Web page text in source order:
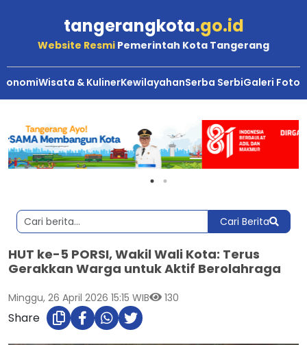
tangerangkota.go.id
Website Resmi Pemerintah Kota Tangerang
Wisata & KulinerKewilayahanSerba SerbiGaleri Foto
Cari Berita
HUT ke-5 PORSI, Wakil Wali Kota: Terus
Gerakkan Warga untuk Aktif Berolahraga
Minggu, 26 April 2026 15:15 WIB 130
Share